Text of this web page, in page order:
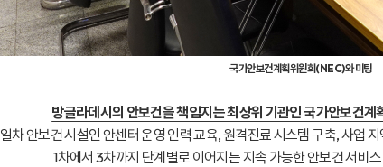
국가안보건계획위원회(NEC)와 미팅
방글라데시의 안보건을 책임지는 최상위 기관인 국가안보건
일차 안보건 시설인 안센터 운영 인력 교육, 원격진료 시스템 구축, 사업
1차에서 3차까지 단계별로 이어지는 지속 가능한 안보건 서비